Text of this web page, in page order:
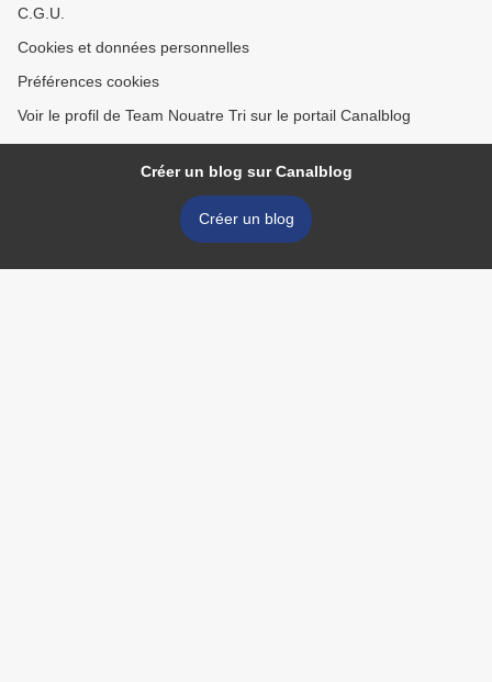
C.G.U.
Cookies et données personnelles
Préférences cookies
Voir le profil de Team Nouatre Tri sur le portail Canalblog
Créer un blog sur Canalblog
Créer un blog